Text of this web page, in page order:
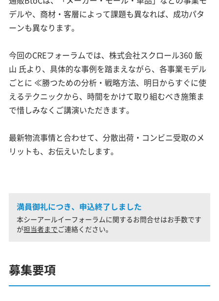
デルや、商材・客層によって課題も異なれば、成功パタ
ーンも異なります。
今回のCREフォーラムでは、株式会社スクロール360 飯
山 氏より、具体的な事例を踏まえながら、各事業モデル
ごとに ≪勝つための分析・戦略方法、明日からすぐに使
えるテクニックから、時間をかけて取り組むべき施策ま
で惜しみなくご講演いただきます。
最新物流事情と合わせて、分散出荷・コンビニ受取のメ
リットも、お伝えいたします。
満員御礼につき、申込終了しました
本シーアールイーフォーラムに関するお問合せはお手数です
が担当者までご連絡ください。
募集要項